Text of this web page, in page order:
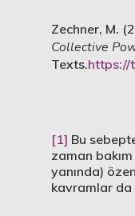
Zechner, M.
Collective
Texts.https://
[1] Bu
zaman
yanında)
kavramlar da